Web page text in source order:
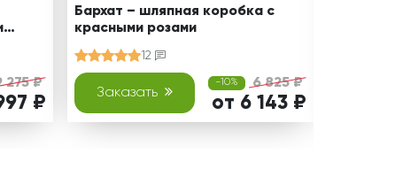
275 ₽
₽
Бархат – шляпная коробка с
красными розами
12
Заказать
-10% 6 825 ₽
от 6 143 ₽